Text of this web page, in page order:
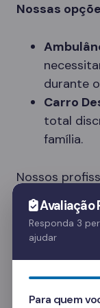
Nossas
durante
Carro
total
família.
Nossos
respeito e
sensibilidade
Cada
rede em
Avaliação
Responda 3
ajudar
Para quem